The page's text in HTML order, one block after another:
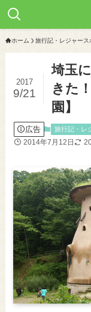
ホーム 旅行記・レジャース
埼玉
きた
園】
2017
9/21
広告 旅行記・レ
2014年7月12日